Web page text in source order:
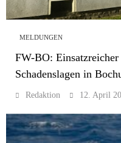
MELDUNGEN
FW-BO:
Schadenslagen in
Redaktion 12. April